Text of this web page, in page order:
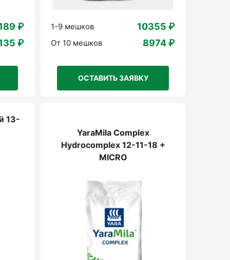
₽
₽
1-9 мешков 10355 ₽
От 10 мешков 8974 ₽
ОСТАВИТЬ ЗАЯВКУ
13-
YaraMila Complex
Hydrocomplex 12-11-18 +
MICRO